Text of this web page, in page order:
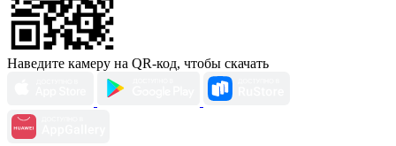
Наведите камеру на QR-код, чтобы скачать